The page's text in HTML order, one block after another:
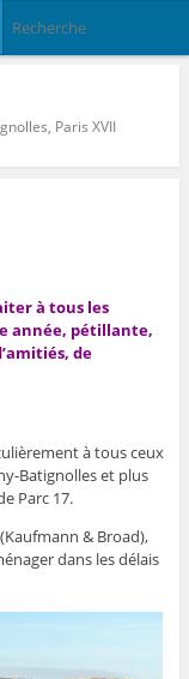
Paris XVII
à tous les
année, pétillante,
de
à tous ceux
Batignolles et plus
Parc 17.
& Broad),
dans les délais